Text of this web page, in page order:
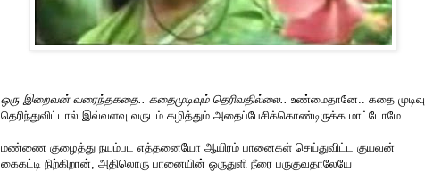
ஒரு இறைவன் வரைந்தகதை.. கதைமுடிவும் தெரிவதில்லை.. உண்மைதானே.. கதை முடிவு
தெரிந்துவிட்டால் இவ்வளவு வருடம் கழித்தும் அதைப்பேசிக்கொண்டிருக்க மாட்டோமே..
மண்ணை குழைத்து நயம்பட எத்தனையோ ஆயிரம் பானைகள் செய்துவிட்ட குயவன்
கைகட்டி நிற்கிறான், அதிலொரு பானையின் ஒருதுளி நீரை பருகுவதாலேயே